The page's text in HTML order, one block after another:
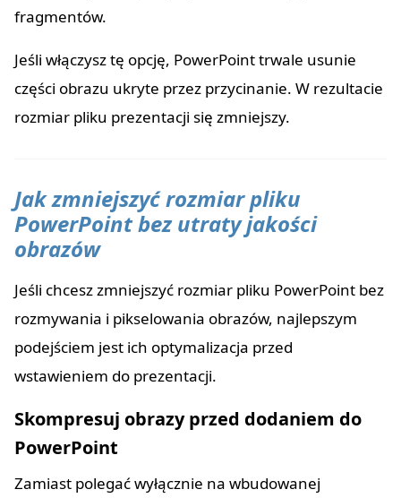
fragmentów.
Jeśli włączysz tę opcję, PowerPoint trwale usunie
części obrazu ukryte przez przycinanie. W rezultacie
rozmiar pliku prezentacji się zmniejszy.
Jak zmniejszyć rozmiar pliku
PowerPoint bez utraty jakości
obrazów
Jeśli chcesz zmniejszyć rozmiar pliku PowerPoint bez
rozmywania i pikselowania obrazów, najlepszym
podejściem jest ich optymalizacja przed
wstawieniem do prezentacji.
Skompresuj obrazy przed dodaniem do
PowerPoint
Zamiast polegać wyłącznie na wbudowanej